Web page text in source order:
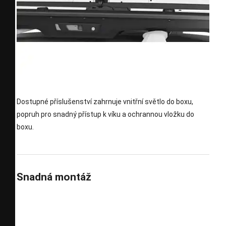
Dostupné příslušenství zahrnuje vnitřní světlo do boxu,
popruh pro snadný přístup k víku a ochrannou vložku do
boxu.
Snadná montáž